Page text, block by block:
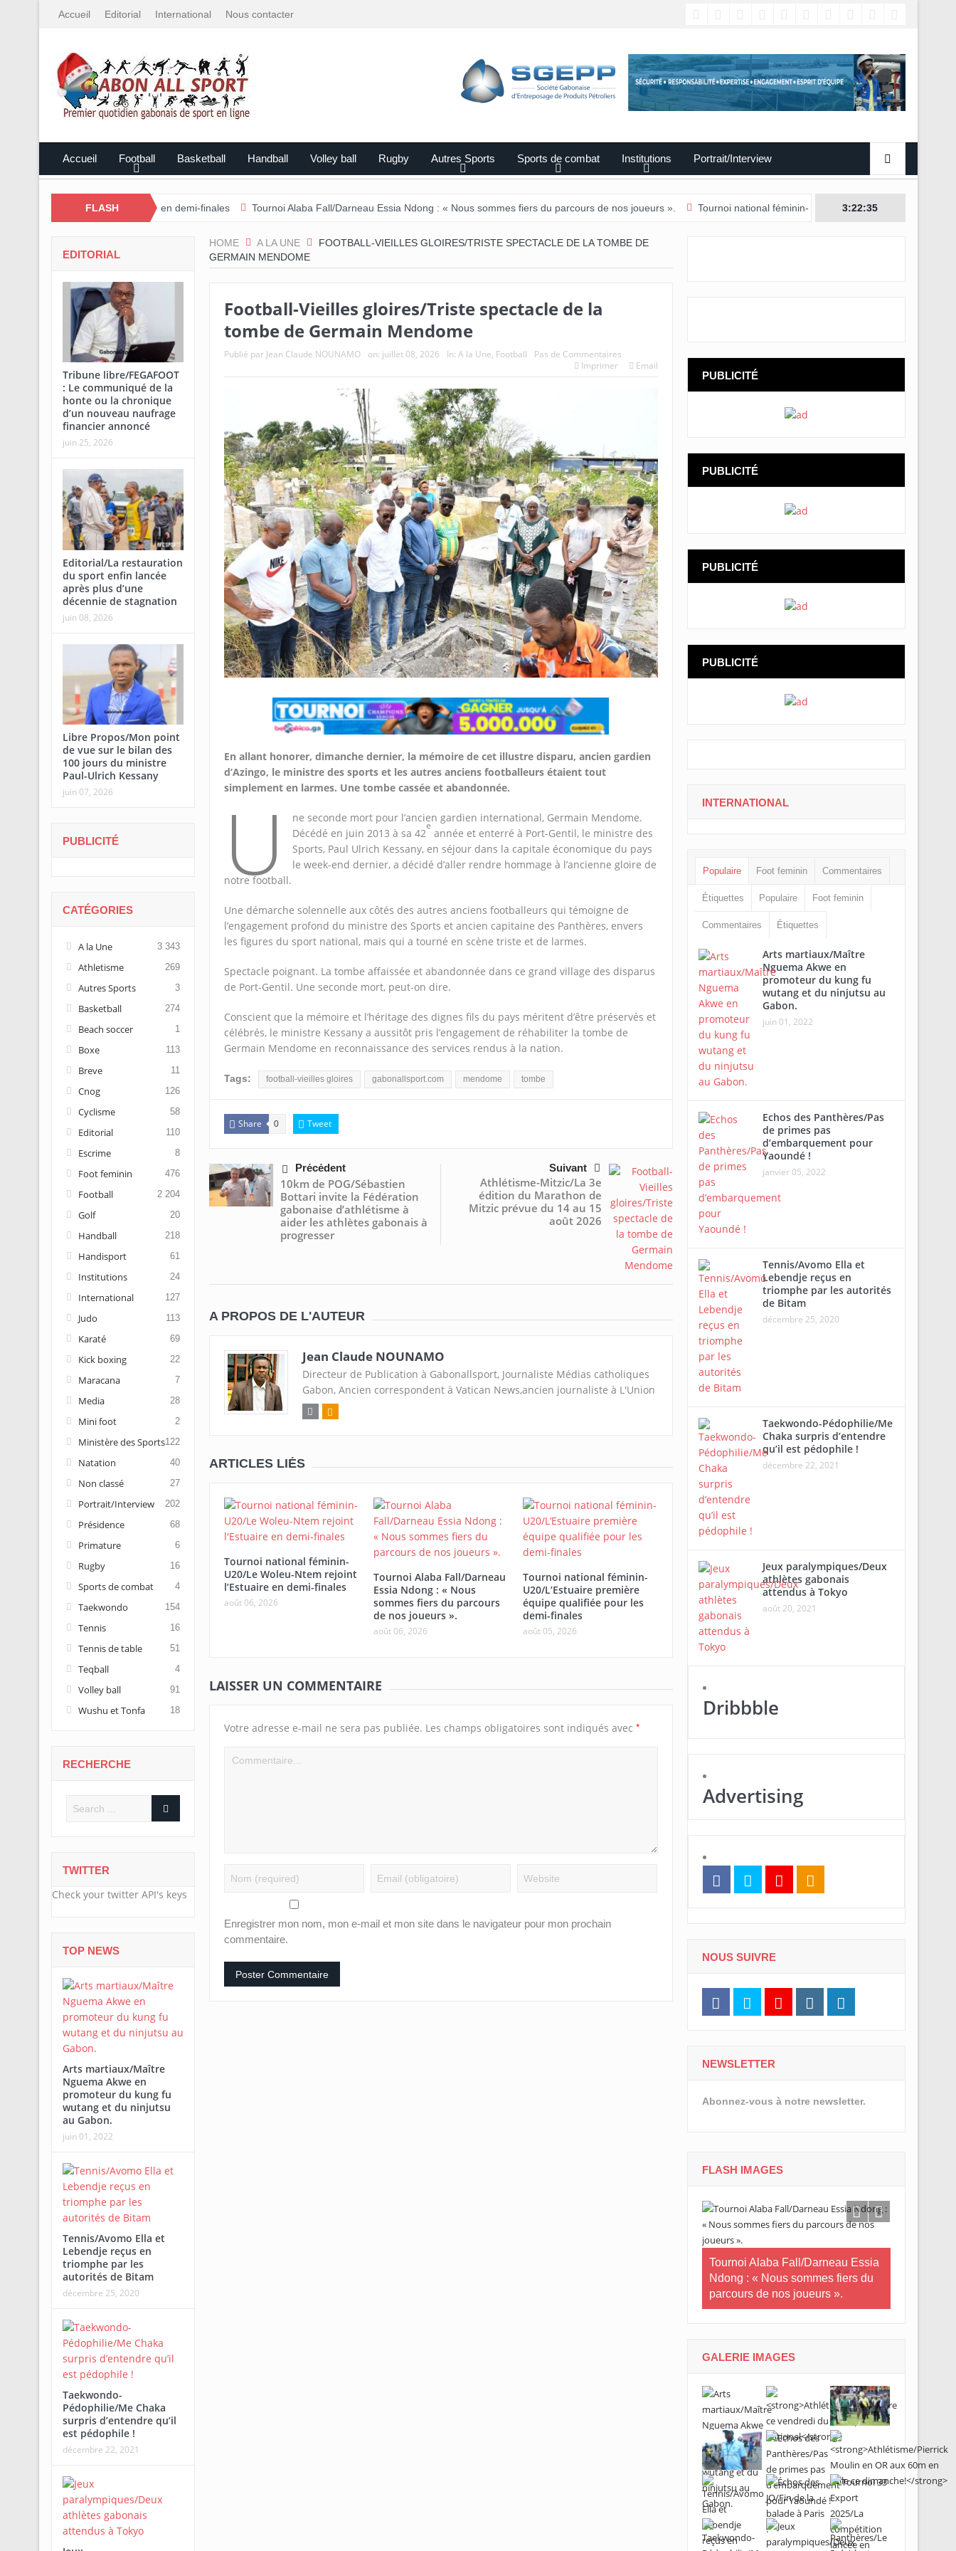
Accueil Editorial International Nous contacter
Accueil Football Basketball Handball Volley ball Rugby Autres Sports Sports de combat Institutions Portrait/Interview
FLASH
rejoint l’Estuaire en demi-finales Tournoi Alaba Fall/Darneau Essia Ndong : « Nous sommes fiers du parcours de nos joueurs ». Tournoi national féminin-U20/L’Estuaire première équipe qualifiée
3:22:36
HOME A LA UNE
FOOTBALL-VIEILLES GLOIRES/TRISTE SPECTACLE DE LA TOMBE DE
GERMAIN MENDOME
Football-Vieilles gloires/Triste spectacle de la
tombe de Germain Mendome
Publié par Jean Claude NOUNAMO on: juillet 08, 2026 In: A la Une, Football
Pas de Commentaires
Imprimer
Email
En allant honorer, dimanche dernier, la mémoire de cet illustre disparu, ancien gardien
d’Azingo, le ministre des sports et les autres anciens footballeurs étaient tout
simplement en larmes. Une tombe cassée et abandonnée.
U
ne seconde mort pour l’ancien gardien international, Germain Mendome.
Décédé en juin 2013 à sa 42
e
année et enterré à Port-Gentil, le ministre des
Sports, Paul Ulrich Kessany, en séjour dans la capitale économique du pays
le week-end dernier, a décidé d’aller rendre hommage à l’ancienne gloire de
notre football.
Une démarche solennelle aux côtés des autres anciens footballeurs qui témoigne de
l’engagement profond du ministre des Sports et ancien capitaine des Panthères, envers
les figures du sport national, mais qui a tourné en scène triste et de larmes.
Spectacle poignant. La tombe affaissée et abandonnée dans ce grand village des disparus
de Port-Gentil. Une seconde mort, peut-on dire.
Conscient que la mémoire et l’héritage des dignes fils du pays méritent d’être préservés et
célébrés, le ministre Kessany a aussitôt pris l’engagement de réhabiliter la tombe de
Germain Mendome en reconnaissance des services rendus à la nation.
Tags: football-vieilles gloires gabonallsport.com mendome tombe
Share 0 Tweet
Précédent
10km de POG/Sébastien
Bottari invite la Fédération
gabonaise d’athlétisme à
aider les athlètes gabonais à
progresser
Suivant
Athlétisme-Mitzic/La 3e
édition du Marathon de
Mitzic prévue du 14 au 15
août 2026
A PROPOS DE L'AUTEUR
Jean Claude NOUNAMO
Directeur de Publication à Gabonallsport, Journaliste Médias catholiques
Gabon, Ancien correspondent à Vatican News,ancien journaliste à L'Union
ARTICLES LIÉS
Tournoi national féminin-
U20/Le Woleu-Ntem rejoint
l’Estuaire en demi-finales
août 06, 2026
Tournoi Alaba Fall/Darneau
Essia Ndong : « Nous
sommes fiers du parcours
de nos joueurs ».
août 06, 2026
Tournoi national féminin-
U20/L’Estuaire première
équipe qualifiée pour les
demi-finales
août 05, 2026
LAISSER UN COMMENTAIRE
Votre adresse e-mail ne sera pas publiée. Les champs obligatoires sont indiqués avec *
Enregistrer mon nom, mon e-mail et mon site dans le navigateur pour mon prochain
commentaire.
EDITORIAL
Tribune libre/FEGAFOOT
: Le communiqué de la
honte ou la chronique
d’un nouveau naufrage
financier annoncé
juin 25, 2026
Editorial/La restauration
du sport enfin lancée
après plus d’une
décennie de stagnation
juin 08, 2026
Libre Propos/Mon point
de vue sur le bilan des
100 jours du ministre
Paul-Ulrich Kessany
juin 07, 2026
PUBLICITÉ
CATÉGORIES
A la Une 3 343
Athletisme 269
Autres Sports 3
Basketball 274
Beach soccer 1
Boxe 113
Breve 11
Cnog 126
Cyclisme 58
Editorial 110
Escrime 8
Foot feminin 476
Football 2 204
Golf 20
Handball 218
Handisport 61
Institutions 24
International 127
Judo 113
Karaté 69
Kick boxing 22
Maracana 7
Media 28
Mini foot 2
Ministère des Sports122
Natation 40
Non classé 27
Portrait/Interview 202
Présidence 68
Primature 6
Rugby 16
Sports de combat 4
Taekwondo 154
Tennis 16
Tennis de table 51
Teqball 4
Volley ball 91
Wushu et Tonfa 18
RECHERCHE
TWITTER
Check your twitter API's keys
TOP NEWS
Arts martiaux/Maître
Nguema Akwe en
promoteur du kung fu
wutang et du ninjutsu
au Gabon.
juin 01, 2022
Tennis/Avomo Ella et
Lebendje reçus en
triomphe par les
autorités de Bitam
décembre 25, 2020
Taekwondo-
Pédophilie/Me Chaka
surpris d’entendre qu’il
est pédophile !
décembre 22, 2021
PUBLICITÉ
PUBLICITÉ
PUBLICITÉ
PUBLICITÉ
INTERNATIONAL
Populaire Foot feminin Commentaires
Étiquettes Populaire Foot feminin
Commentaires Étiquettes
Arts martiaux/Maître
Nguema Akwe en
promoteur du kung fu
wutang et du ninjutsu au
Gabon.
juin 01, 2022
Echos des Panthères/Pas
de primes pas
d’embarquement pour
Yaoundé !
janvier 05, 2022
Tennis/Avomo Ella et
Lebendje reçus en
triomphe par les autorités
de Bitam
décembre 25, 2020
Taekwondo-Pédophilie/Me
Chaka surpris d’entendre
qu’il est pédophile !
décembre 22, 2021
Jeux paralympiques/Deux
athlètes gabonais
attendus à Tokyo
août 20, 2021
Dribbble
Advertising
NOUS SUIVRE
NEWSLETTER
Abonnez-vous à notre newsletter.
FLASH IMAGES
Tournoi Alaba Fall/Darneau Essia
Ndong : « Nous sommes fiers du
parcours de nos joueurs ».
GALERIE IMAGES